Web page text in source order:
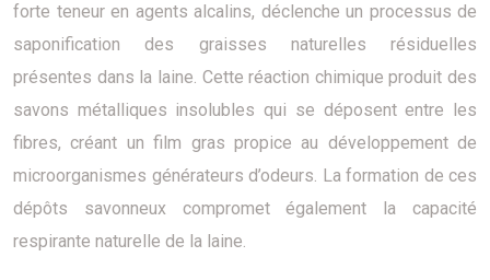
forte teneur en agents alcalins, déclenche un processus de
saponification des graisses naturelles résiduelles
présentes dans la laine. Cette réaction chimique produit des
savons métalliques insolubles qui se déposent entre les
fibres, créant un film gras propice au développement de
microorganismes générateurs d’odeurs. La formation de ces
dépôts savonneux compromet également la capacité
respirante naturelle de la laine.